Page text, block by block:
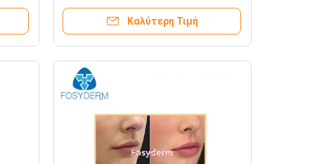
Καλύτερη Τιμή